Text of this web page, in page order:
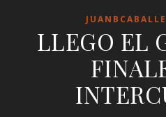
LLEGO EL